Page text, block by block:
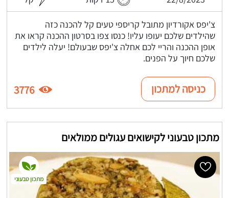
צ'יפס אקורדיון מתובל קריספי טעים קל להכנה כזה
שהילדים שלכם יעופו עליו! כנסו צפו בסרטון ההכנה קראו את
אופן ההכנה והריי לכם אחלה צ'יפס שבעולם! יעלה לילדים
שלכם חיוך על הפנים.
כניסה למתכון 3776
מתכון טבעוני לקישואים עגולים ממולאים
מתכון טבעוני